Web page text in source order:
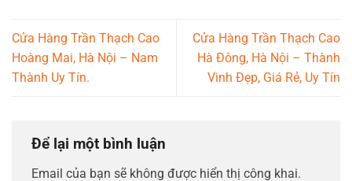
Cửa Hàng Trần Thạch Cao
Hoàng Mai, Hà Nội – Nam
Thành Uy Tín.
Cửa Hàng Trần Thạch Cao
Hà Đông, Hà Nội – Thành
Vinh Đẹp, Giá Rẻ, Uy Tín
Để lại một bình luận
Email của bạn sẽ không được hiển thị công khai.